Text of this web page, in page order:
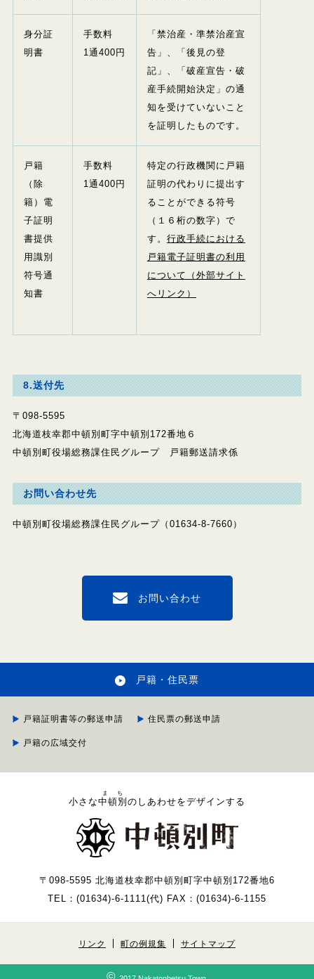
身分証
明書
手数料
1通400 円
「禁治産・準禁治産宣
告」、「後見の登
記」、「破産宣告・破
産手続開始決定」の通
知を受けていないこと
を証明したものです。
戸籍
（除
籍）電
子証明
書提供
用識別
符号通
知書
手数料
1通400 円
特定の行政機関に戸籍
証明の代わりに提出す
ることができる符号
（１６桁の数字）で
す。 行政手続における
戸籍電子証明書の利用
について（外部サイト
へリンク）
8.送付先
〒098-5595
北海道枝幸郡中頓別町字中頓別172番地６
中頓別町役場総務課住民グループ 戸籍郵送請求係
お問い合わせ先
中頓別町役場総務課住民グループ（01634-8-7660）
お問い合わせ
戸籍・住民票
戸籍証明書等の郵送申請 住民票の郵送申請
戸籍の広域交付
小さな中頓別
まち
のしあわせをデザインする
〒098-5595 北海道枝幸郡中頓別町字中頓別172番地6
TEL：(01634)-6-1111(代) FAX：(01634)-6-1155
リンク 町の例規集 サイトマップ